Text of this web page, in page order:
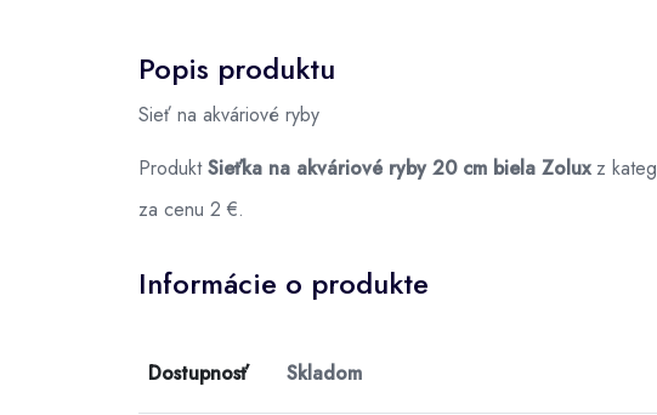
Popis produktu
Sieť na akváriové ryby
ProduktSieťka na akváriové ryby 20 cm biela Zoluxz
za cenu 2 €.
Informácie o produkte
Dostupnosť Skladom